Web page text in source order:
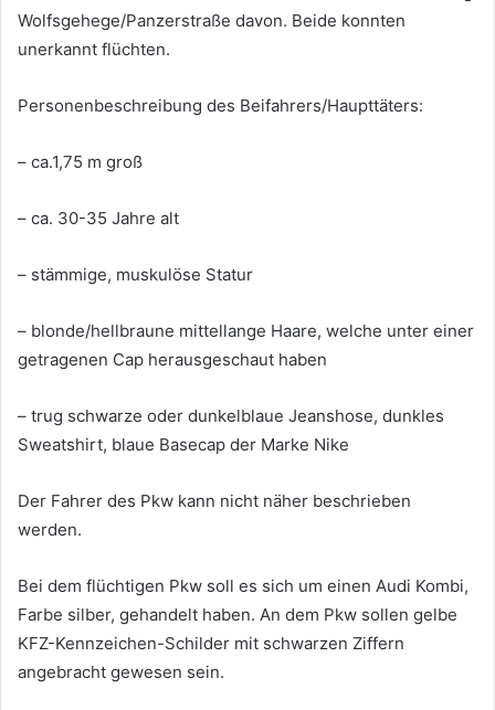
Wolfsgehege/Panzerstraße davon. Beide konnten
unerkannt flüchten.
Personenbeschreibung des Beifahrers/Haupttäters:
– ca.1,75 m groß
– ca. 30-35 Jahre alt
– stämmige, muskulöse Statur
– blonde/hellbraune mittellange Haare, welche unter einer
getragenen Cap herausgeschaut haben
– trug schwarze oder dunkelblaue Jeanshose, dunkles
Sweatshirt, blaue Basecap der Marke Nike
Der Fahrer des Pkw kann nicht näher beschrieben
werden.
Bei dem flüchtigen Pkw soll es sich um einen Audi Kombi,
Farbe silber, gehandelt haben. An dem Pkw sollen gelbe
KFZ-Kennzeichen-Schilder mit schwarzen Ziffern
angebracht gewesen sein.